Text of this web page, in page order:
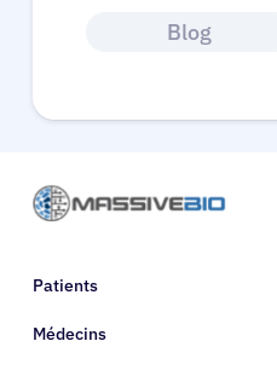
Blog
Patients
Médecins